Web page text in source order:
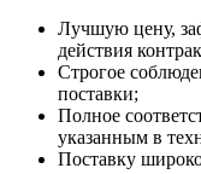
Лучшую цену,
действия
Строгое
поставки;
Полное
указанным в
Поставку